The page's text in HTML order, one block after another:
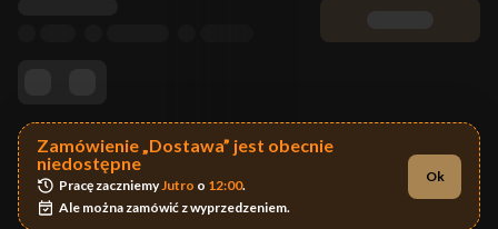
Zamówienie „Dostawa” jest obecnie
niedostępne
Pracę zaczniemy Jutro o 12:00.
Ale można zamówić z wyprzedzeniem.
Ok